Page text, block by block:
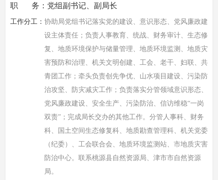
职 务：党组副书记、副局长
工作分工： 协助局党组书记落实党的建设、意识形态、党风廉政建
设主体责任；负责人事教育、统战、财务审计、生态修
复、地质环境保护与储量管理、地质环境监测、地质灾
害预防和治理、机关文明创建、工会、老干、妇联、共
青团工作；牵头负责创先争优、山水项目建设、污染防
治攻坚、防灾减灾工作；负责落实分管领域意识形态、
党风廉政建设、安全生产、污染防治、信访维稳“一岗
双责”；完成局长交办的其他工作。分管人事科、财务
科、国土空间生态修复科、地质勘查管理科、机关党委
（纪委）、工会联合会、地质环境监测站、市地质灾害
防治中心。联系桃源县自然资源局、津市市自然资源
局。